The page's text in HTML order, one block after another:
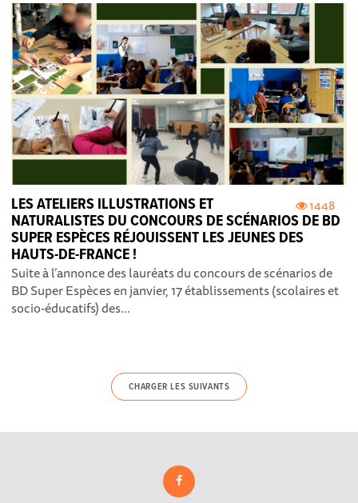
1448
LES ATELIERS ILLUSTRATIONS ET
NATURALISTES DU CONCOURS DE SCÉNARIOS DE BD
SUPER ESPÈCES RÉJOUISSENT LES JEUNES DES
HAUTS-DE-FRANCE !
Suite à l’annonce des lauréats du concours de scénarios de
BD Super Espèces en janvier, 17 établissements (scolaires et
socio-éducatifs) des...
CHARGER LES SUIVANTS